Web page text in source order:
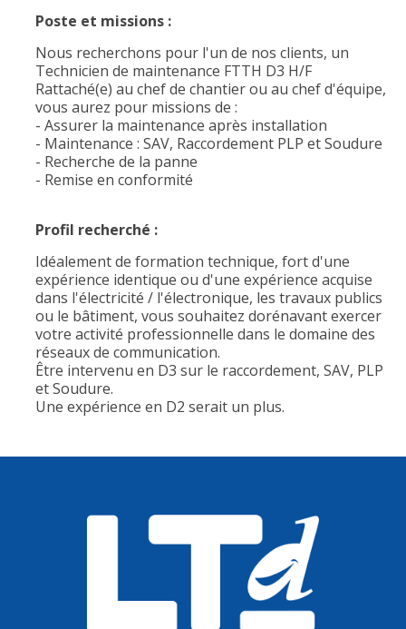
Poste et missions :
Nous recherchons pour l'un de nos clients, un
Technicien de maintenance FTTH D3 H/F
Rattaché(e) au chef de chantier ou au chef d'équipe,
vous aurez pour missions de :
- Assurer la maintenance après installation
- Maintenance : SAV, Raccordement PLP et Soudure
- Recherche de la panne
- Remise en conformité
Profil recherché :
Idéalement de formation technique, fort d'une
expérience identique ou d'une expérience acquise
dans l'électricité / l'électronique, les travaux publics
ou le bâtiment, vous souhaitez dorénavant exercer
votre activité professionnelle dans le domaine des
réseaux de communication.
Être intervenu en D3 sur le raccordement, SAV, PLP
et Soudure.
Une expérience en D2 serait un plus.